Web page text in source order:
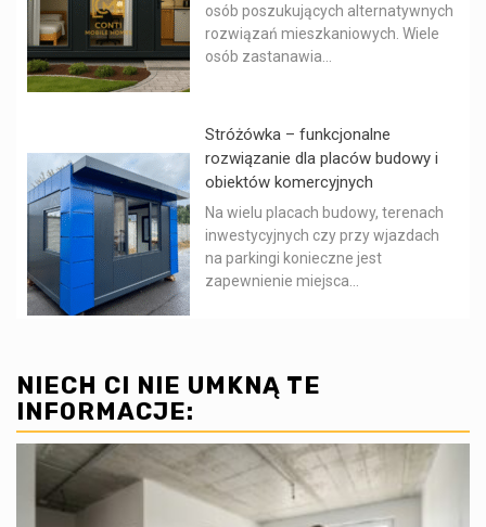
osób poszukujących alternatywnych
rozwiązań mieszkaniowych. Wiele
osób zastanawia...
Stróżówka – funkcjonalne
rozwiązanie dla placów budowy i
obiektów komercyjnych
Na wielu placach budowy, terenach
inwestycyjnych czy przy wjazdach
na parkingi konieczne jest
zapewnienie miejsca...
NIECH CI NIE UMKNĄ TE
INFORMACJE: